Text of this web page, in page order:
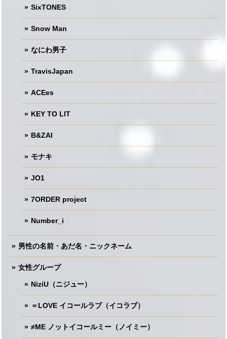
SixTONES
Snow Man
なにわ男子
TravisJapan
ACEes
KEY TO LIT
B&ZAI
モナキ
JO1
7ORDER project
Number_i
男性の名前・あだ名・ニックネーム
女性グループ
NiziU（ニジュー）
＝LOVE イコールラブ（イコラブ）
≠ME ノットイコールミー（ノイミー）